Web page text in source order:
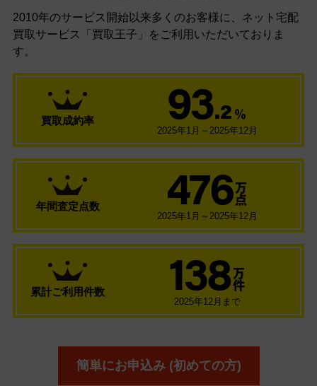
2010年のサービス開始以来多くのお客様に、 ネット宅配
買取サービス「買取王子」をご利用いただいておりま
す。
買取成約率 93.2 ％
2025年1月～2025年12月
年間査定点数 476 万
点
2025年1月～2025年12月
累計ご利用件数 138 万
件
2025年12月まで
簡単にお申込み (初めての方)